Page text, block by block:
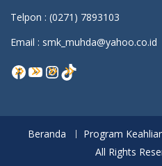
Telpon : (0271) 7893103
Email : smk_muhda@yahoo.co.id
Facebook
YouTube
Instagram
TikTok
Beranda Program
All Rights